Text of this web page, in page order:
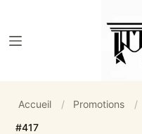
Accueil / Promotions /
#417